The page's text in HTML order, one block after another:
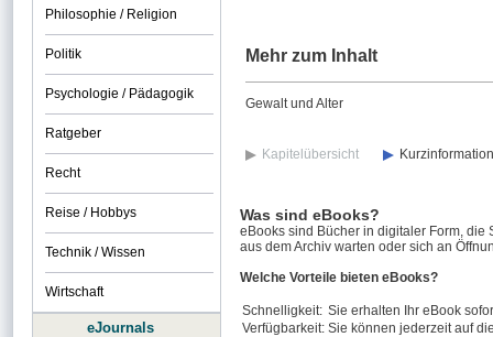
Mehr zum Inhalt
Gewalt und Alter
Kapitelübersicht Kurzinformation
Was sind eBooks?
eBooks sind Bücher in digitaler Form,
aus dem Archiv warten oder sich an
Welche Vorteile bieten eBooks?
Schnelligkeit: Sie erhalten Ihr eBook
Verfügbarkeit: Sie können jederzeit auf
Philosophie / Religion
Politik
Psychologie / Pädagogik
Ratgeber
Recht
Reise / Hobbys
Technik / Wissen
Wirtschaft
eJournals